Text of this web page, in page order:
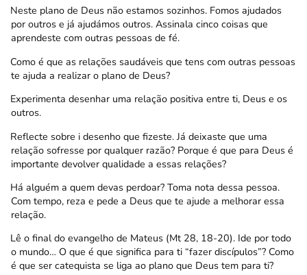
Neste plano de Deus não estamos sozinhos. Fomos ajudados
por outros e já ajudámos outros. Assinala cinco coisas que
aprendeste com outras pessoas de fé.
Como é que as relações saudáveis que tens com outras pessoas
te ajuda a realizar o plano de Deus?
Experimenta desenhar uma relação positiva entre ti, Deus e os
outros.
Reflecte sobre i desenho que fizeste. Já deixaste que uma
relação sofresse por qualquer razão? Porque é que para Deus é
importante devolver qualidade a essas relações?
Há alguém a quem devas perdoar? Toma nota dessa pessoa.
Com tempo, reza e pede a Deus que te ajude a melhorar essa
relação.
Lê o final do evangelho de Mateus (Mt 28, 18-20). Ide por todo
o mundo… O que é que significa para ti “fazer discípulos”? Como
é que ser catequista se liga ao plano que Deus tem para ti?